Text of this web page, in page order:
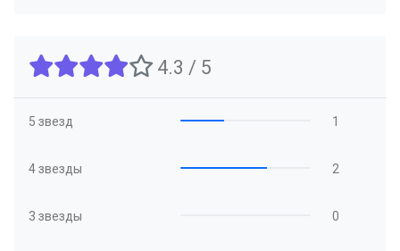
4.3 / 5
5 звезд 1
4 звезды 2
3 звезды 0